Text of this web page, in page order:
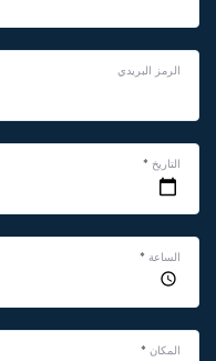
الرمز البريدي
التاريخ *
الساعة *
المكان *